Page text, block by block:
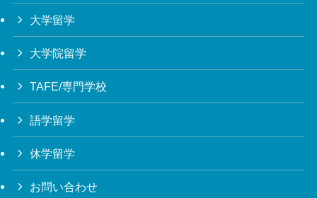
大学留学
大学院留学
TAFE/専門学校
語学留学
休学留学
お問い合わせ